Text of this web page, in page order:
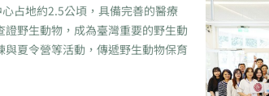
占地約2.5公頃，具備完善的醫療
野生動物，成為臺灣重要的野生動
夏令營等活動，傳遞野生動物保育